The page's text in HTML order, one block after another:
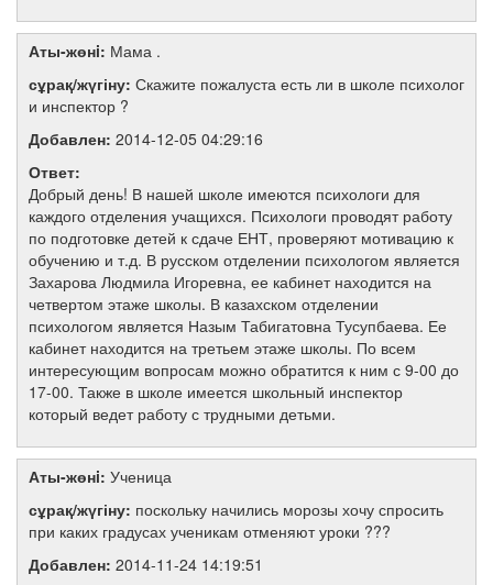
Аты-жөнi: Мама .
сұрақ/жүгіну: Скажите пожалуста есть ли в школе психолог
и инспектор ?
Добавлен: 2014-12-05 04:29:16
Ответ:
Добрый день! В нашей школе имеются психологи для
каждого отделения учащихся. Психологи проводят работу
по подготовке детей к сдаче ЕНТ, проверяют мотивацию к
обучению и т.д. В русском отделении психологом является
Захарова Людмила Игоревна, ее кабинет находится на
четвертом этаже школы. В казахском отделении
психологом является Назым Табигатовна Тусупбаева. Ее
кабинет находится на третьем этаже школы. По всем
интересующим вопросам можно обратится к ним с 9-00 до
17-00. Также в школе имеется школьный инспектор
который ведет работу с трудными детьми.
Аты-жөнi: Ученица
сұрақ/жүгіну: поскольку начились морозы хочу спросить
при каких градусах ученикам отменяют уроки ???
Добавлен: 2014-11-24 14:19:51